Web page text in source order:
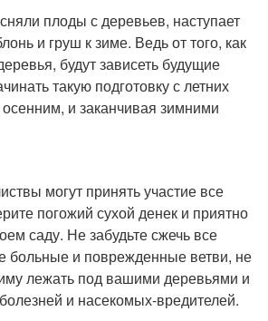
плоды с деревьев, наступает
и груш к зиме. Ведь от того, как
будут зависеть будущие
такую подготовку с летних
и заканчивая зимними
могут принять участие все
погожий сухой денек и приятно
саду. Не забудьте сжечь все
больные и поврежденные ветви, не
лежать под вашими деревьями и
и насекомых-вредителей.